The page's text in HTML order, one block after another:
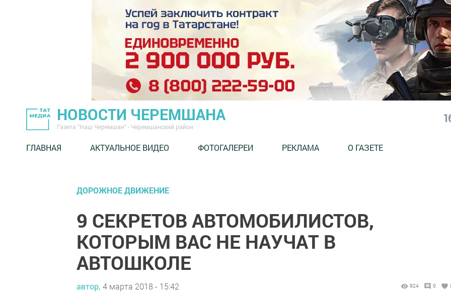
НОВОСТИ ЧЕРЕМШАНА
Газета "Наш Черемшан" - Черемшанский район
ГЛАВНАЯ АКТУАЛЬНОЕ ВИДЕО ФОТОГАЛЕРЕИ РЕКЛАМА О ГАЗЕТЕ
ДОРОЖНОЕ ДВИЖЕНИЕ
9 СЕКРЕТОВ АВТОМОБИЛИСТОВ,
КОТОРЫМ ВАС НЕ НАУЧАТ В
АВТОШКОЛЕ
автор, 4 марта 2018 - 15:42 924 0